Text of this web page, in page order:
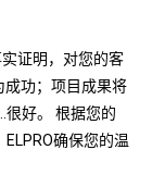
证明，对您的客
成功；项目成果将
好。 根据您的
确保您的温